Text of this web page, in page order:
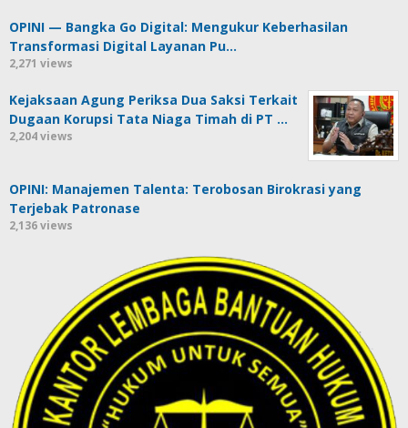
OPINI — Bangka Go Digital: Mengukur Keberhasilan
Transformasi Digital Layanan Pu…
2,271 views
Kejaksaan Agung Periksa Dua Saksi Terkait
Dugaan Korupsi Tata Niaga Timah di PT …
2,204 views
OPINI: Manajemen Talenta: Terobosan Birokrasi yang
Terjebak Patronase
2,136 views